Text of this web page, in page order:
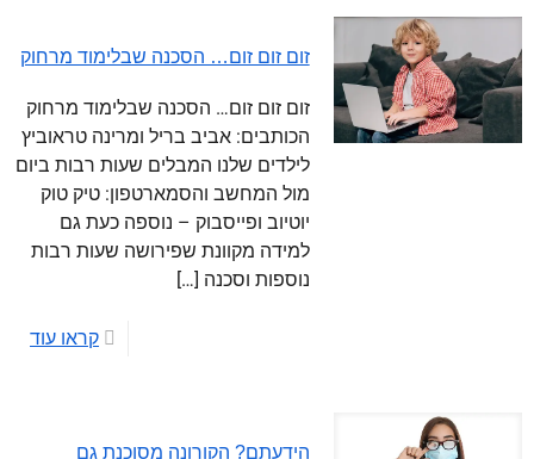
זום זום זום… הסכנה שבלימוד מרחוק
זום זום זום… הסכנה שבלימוד מרחוק
הכותבים: אביב בריל ומרינה טראוביץ
לילדים שלנו המבלים שעות רבות ביום
מול המחשב והסמארטפון: טיק טוק
יוטיוב ופייסבוק – נוספה כעת גם
למידה מקוונת שפירושה שעות רבות
נוספות וסכנה […]
קראו עוד
הידעתם? הקורונה מסוכנת גם